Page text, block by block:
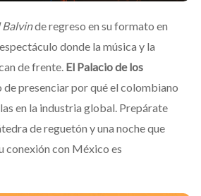
Balvinde regreso en su formato en
donde la música y la
de frente. El Palacio de los
de presenciar por qué el colombiano
en la industria global. Prepárate
de reguetón y una noche que
conexión con México es